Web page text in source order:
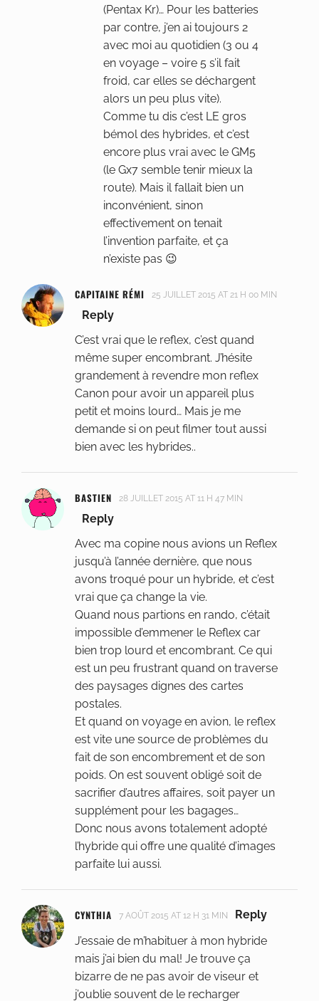
(Pentax Kr)… Pour les batteries
par contre, j’en ai toujours 2
avec moi au quotidien (3 ou 4
en voyage – voire 5 s’il fait
froid, car elles se déchargent
alors un peu plus vite).
Comme tu dis c’est LE gros
bémol des hybrides, et c’est
encore plus vrai avec le GM5
(le Gx7 semble tenir mieux la
route). Mais il fallait bien un
inconvénient, sinon
effectivement on tenait
l’invention parfaite, et ça
n’existe pas 😉
CAPITAINE RÉMI 25 JUILLET 2015 AT 21 H 00 MIN
Reply
C’est vrai que le reflex, c’est quand
même super encombrant. J’hésite
grandement à revendre mon reflex
Canon pour avoir un appareil plus
petit et moins lourd… Mais je me
demande si on peut filmer tout aussi
bien avec les hybrides..
BASTIEN 28 JUILLET 2015 AT 11 H 47 MIN
Reply
Avec ma copine nous avions un Reflex
jusqu’à l’année dernière, que nous
avons troqué pour un hybride, et c’est
vrai que ça change la vie.
Quand nous partions en rando, c’était
impossible d’emmener le Reflex car
bien trop lourd et encombrant. Ce qui
est un peu frustrant quand on traverse
des paysages dignes des cartes
postales.
Et quand on voyage en avion, le reflex
est vite une source de problèmes du
fait de son encombrement et de son
poids. On est souvent obligé soit de
sacrifier d’autres affaires, soit payer un
supplément pour les bagages…
Donc nous avons totalement adopté
l’hybride qui offre une qualité d’images
parfaite lui aussi.
CYNTHIA 7 AOÛT 2015 AT 12 H 31 MIN
Reply
J’essaie de m’habituer à mon hybride
mais j’ai bien du mal! Je trouve ça
bizarre de ne pas avoir de viseur et
j’oublie souvent de le recharger